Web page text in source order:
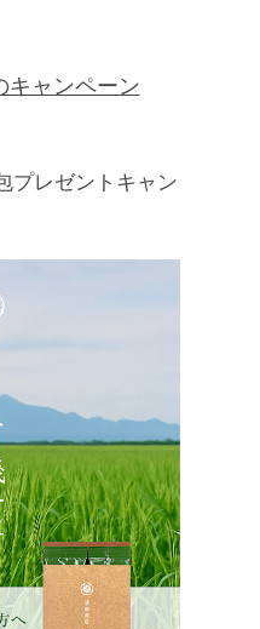
キャンペーン
プレゼントキャン